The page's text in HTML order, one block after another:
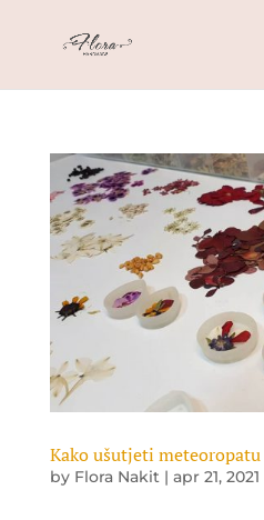
Kako ušutjeti meteoropatu
by Flora Nakit| apr 21, 2021